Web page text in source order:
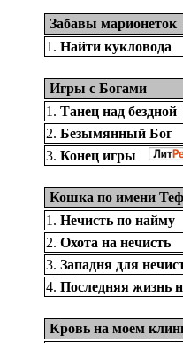
Забавы марионеток
1. Найти кукловода
Игры с Богами
1. Танец над бездной
2. Безымянный Бог
3. Конец игры
Кошка по имени
1. Нечисть по найму
2. Охота на нечисть
3. Западня для
4. Последняя жизнь
Кровь на моем